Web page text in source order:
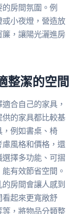
房間氛圍。例
小夜燈，營造放
，讓陽光灑進房
整潔的空間
合自己的家具，
的家具都比較基
例如書桌、椅
風格和價格，還
擇多功能、可摺
有效節省空間。
房間會讓人感到
起來更寬敞舒
，將物品分類整